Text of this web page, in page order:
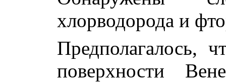
хлорводорода и
Предполагалось,
поверхности